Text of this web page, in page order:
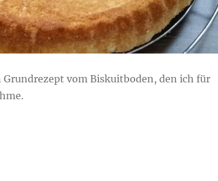
Grundrezept vom Biskuitboden, den ich für